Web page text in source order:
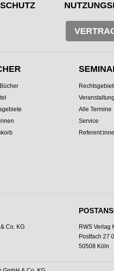
Alle Termine
Service
Co. KG
RWS Verlag
Postfach 27
50508 Köln